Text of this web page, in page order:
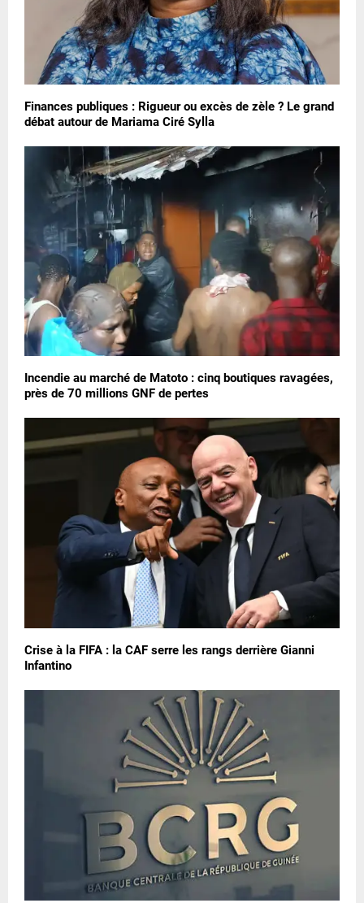
Finances publiques : Rigueur ou excès de zèle ? Le grand
débat autour de Mariama Ciré Sylla
Incendie au marché de Matoto : cinq boutiques ravagées,
près de 70 millions GNF de pertes
Crise à la FIFA : la CAF serre les rangs derrière Gianni
Infantino